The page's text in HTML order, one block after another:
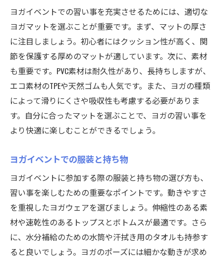
ヨガイベントでの習い事を充実させるためには、適切な
ヨガマットを選ぶことが重要です。まず、マットの厚さ
に注目しましょう。初心者にはクッション性が高く、関
節を保護する厚めのマットが適しています。次に、素材
も重要です。PVC素材は耐久性があり、長持ちしますが、
エコ素材のTPEや天然ゴムも人気です。また、ヨガの種類
によって滑りにくさや吸収性も考慮する必要がありま
す。自分に合ったマットを選ぶことで、ヨガの習い事を
より快適に楽しむことができるでしょう。
ヨガイベントでの服装と持ち物
ヨガイベントに参加する際の服装と持ち物の選び方も、
習い事を楽しむための重要なポイントです。動きやすさ
を重視したヨガウェアを選びましょう。伸縮性のある素
材や速乾性のあるトップスとボトムスが最適です。さら
に、水分補給のための水筒や汗拭き用のタオルも持参す
ると良いでしょう。ヨガのポーズには細かな動きが求め